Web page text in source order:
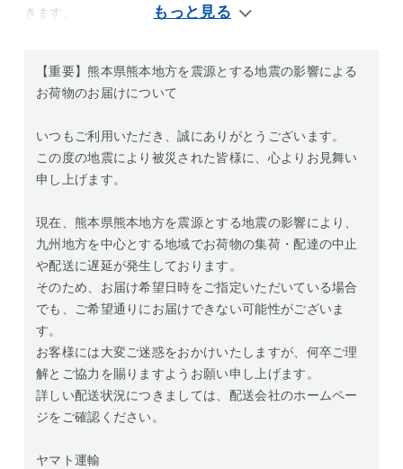
きます。
【重要】熊本県熊本地方を震源とする地震の影響による
お荷物のお届けについて
いつもご利用いただき、誠にありがとうございます。
この度の地震により被災された皆様に、心よりお見舞い
申し上げます。
現在、熊本県熊本地方を震源とする地震の影響により、
九州地方を中心とする地域でお荷物の集荷・配達の中止
や配送に遅延が発生しております。
そのため、お届け希望日時をご指定いただいている場合
でも、ご希望通りにお届けできない可能性がございま
す。
お客様には大変ご迷惑をおかけいたしますが、何卒ご理
解とご協力を賜りますようお願い申し上げます。
詳しい配送状況につきましては、配送会社のホームペー
ジをご確認ください。
ヤマト運輸